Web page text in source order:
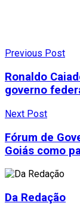
Previous Post
Ronaldo
governo
Next Post
Fórum de
Goiás como
Da Redação